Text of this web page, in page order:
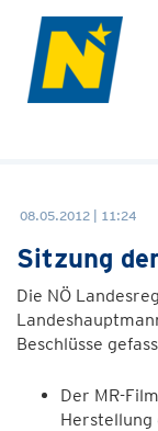
08.05.2012 | 11:24
Sitzung
Die NÖ
Beschlüsse
Der MR-
Herstellung